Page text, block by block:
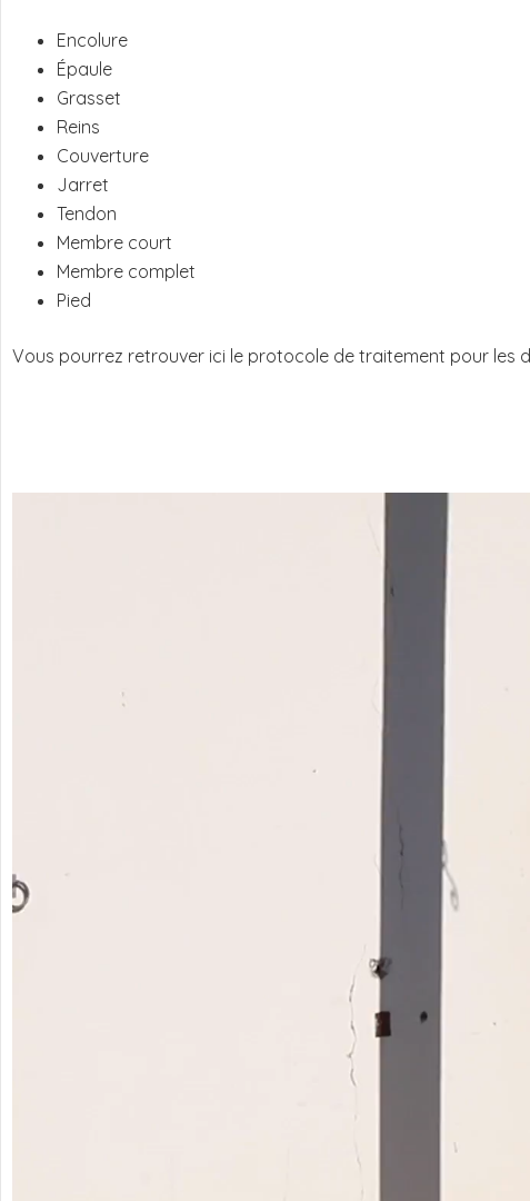
Encolure
Épaule
Grasset
Reins
Couverture
Jarret
Tendon
Membre court
Membre complet
Pied
Vous pourrez retrouver ici le protocole de traitement pour les